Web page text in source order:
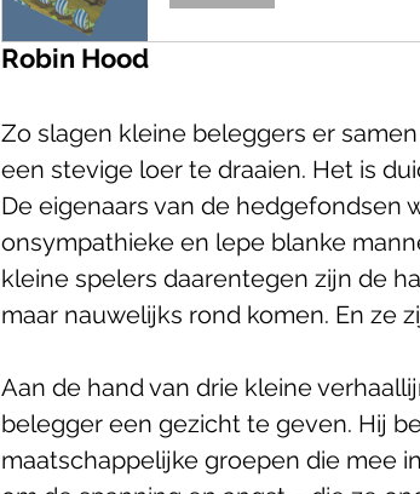
Robin Hood
Zo slagen kleine beleggers er
een stevige loer te draaien. Het is
De eigenaars van de hedgefondsen
onsympathieke en lepe blanke
kleine spelers daarentegen zijn de
maar nauwelijks rond komen. En ze
Aan de hand van drie kleine
belegger een gezicht te geven. Hij
maatschappelijke groepen die mee